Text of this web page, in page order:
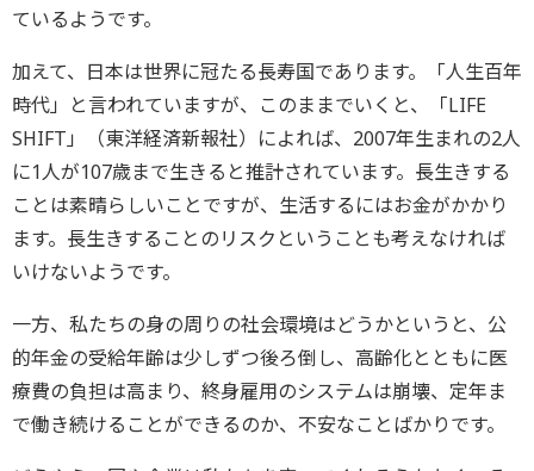
ているようです。
加えて、日本は世界に冠たる長寿国であります。「人生百年
時代」と言われていますが、このままでいくと、「LIFE
SHIFT」（東洋経済新報社）によれば、2007年生まれの2人
に1人が107歳まで生きると推計されています。長生きする
ことは素晴らしいことですが、生活するにはお金がかかり
ます。長生きすることのリスクということも考えなければ
いけないようです。
一方、私たちの身の周りの社会環境はどうかというと、公
的年金の受給年齢は少しずつ後ろ倒し、高齢化とともに医
療費の負担は高まり、終身雇用のシステムは崩壊、定年ま
で働き続けることができるのか、不安なことばかりです。